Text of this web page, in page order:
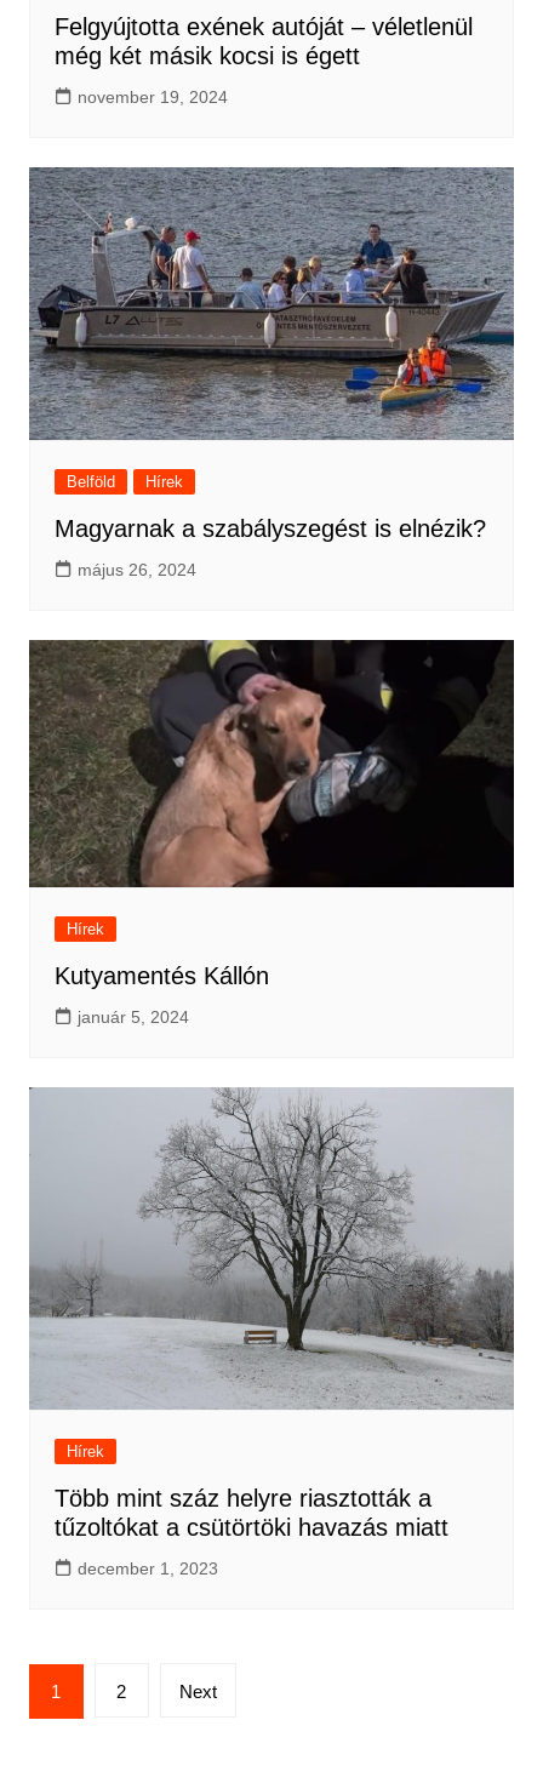
Felgyújtotta exének autóját – véletlenül
még két másik kocsi is égett
november 19, 2024
Belföld Hírek
Magyarnak a szabályszegést is elnézik?
május 26, 2024
Hírek
Kutyamentés Kállón
január 5, 2024
Hírek
Több mint száz helyre riasztották a
tűzoltókat a csütörtöki havazás miatt
december 1, 2023
Bejegyzések
lapozása
1 2 Next